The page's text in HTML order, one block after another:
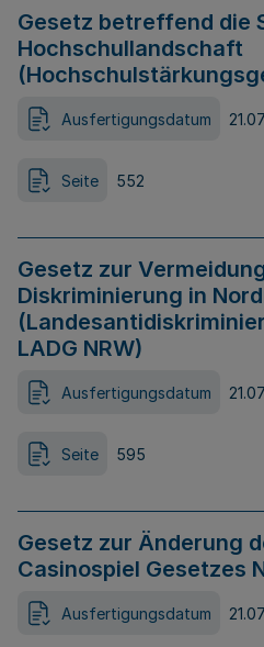
Gesetz betreffend die
Hochschullandschaft
Ausfertigungsdatum
Seite 552
Gesetz zur
Diskriminierung in
LADG NRW)
Ausfertigungsdatum
Seite 595
Gesetz zur Änderung
Casinospiel Gesetzes
Ausfertigungsdatum